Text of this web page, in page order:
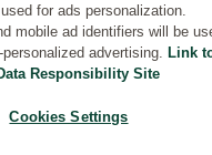
for ads personalization.
mobile ad identifiers will be
advertising. Link
Responsibility Site
Cookies Settings